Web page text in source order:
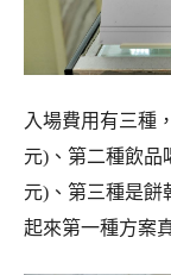
入場費用有三種
元)、第二種飲品
元)、第三種是餅
起來第一種方案